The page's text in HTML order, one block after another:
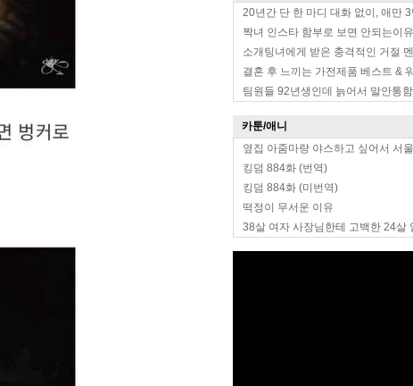
20년간 단 한 마디 대화 없이, 애만
짝녀 인스타 함부로 보면 안되는이유
소개팅녀에게 받은 충격적인 거절
결혼 후 느끼는 가전제품 베스트 &
팀원들 92년생인데 늙어서 말안통
카툰/애니
옆집 아줌마랑 야스하고 싶어서 서
킹덤 884화 (번역)
킹덤 884화 (미번역)
떡정이 무서운 이유
38살 여자 사장님한테 고백한 24살